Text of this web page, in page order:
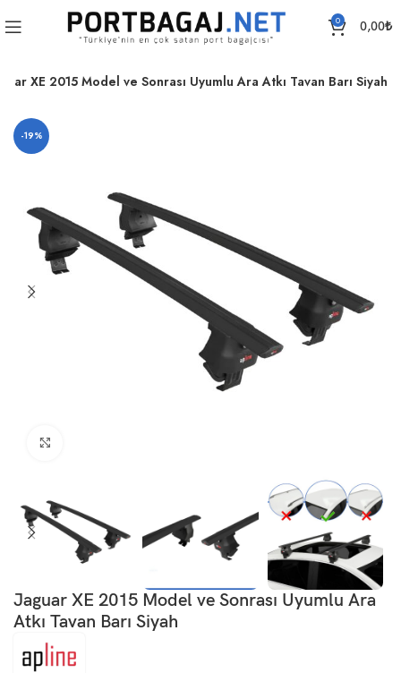
0 0,00₺
XE 2015 Model ve Sonrası Uyumlu Ara Atkı Tavan Barı Siyah
-19%
Jaguar XE 2015 Model ve Sonrası Uyumlu Ara
Atkı Tavan Barı Siyah